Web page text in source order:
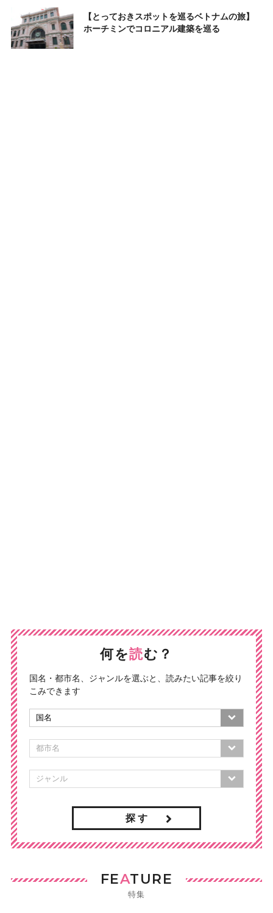
【とっておきスポットを巡るベトナムの旅】
ホーチミンでコロニアル建築を巡る
何を読む？
国名・都市名、ジャンルを選ぶと、読みたい記事を絞り
こみできます
探 す
FEATURE
特集